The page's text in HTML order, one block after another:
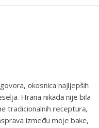
okosnica najljepših
Hrana nikada nije bila
tradicionalnih receptura,
između moje bake,